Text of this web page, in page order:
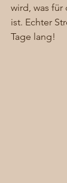
wird, was für
ist. Echter
Tage lang!